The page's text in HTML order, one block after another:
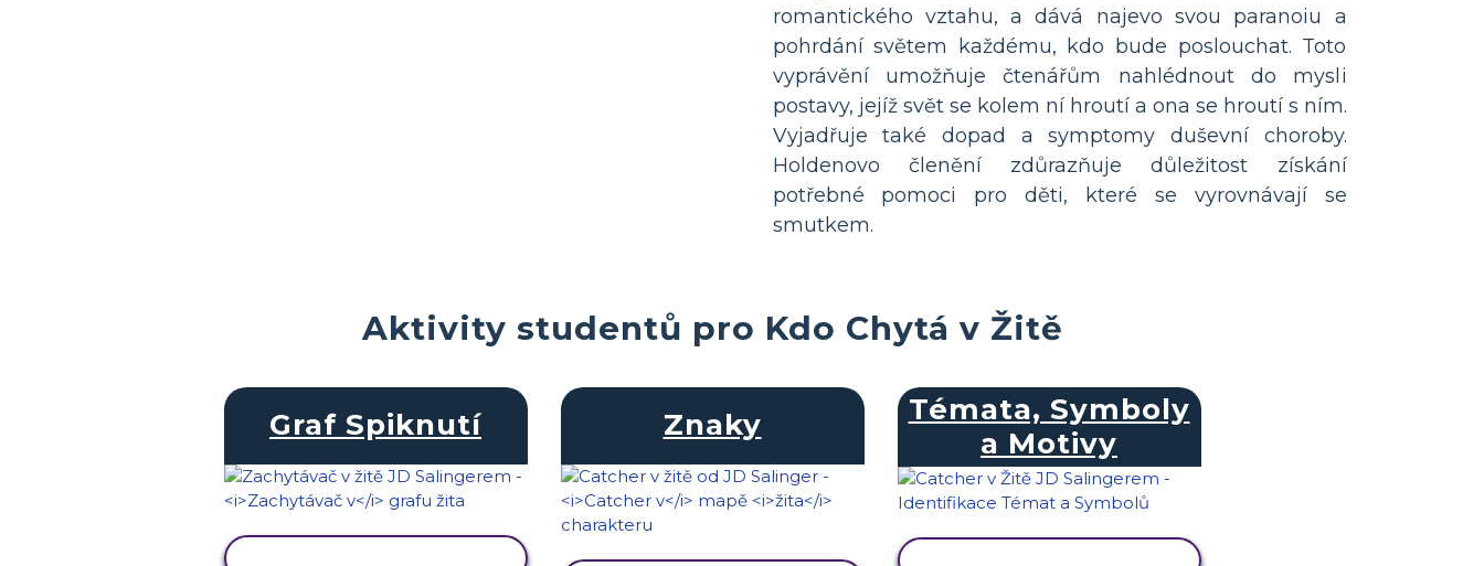
romantického vztahu, a dává najevo svou paranoiu a
pohrdání světem každému, kdo bude poslouchat. Toto
vyprávění umožňuje čtenářům nahlédnout do mysli
postavy, jejíž svět se kolem ní hroutí a ona se hroutí s ním.
Vyjadřuje také dopad a symptomy duševní choroby.
Holdenovo členění zdůrazňuje důležitost získání
potřebné pomoci pro děti, které se vyrovnávají se
smutkem.
Aktivity studentů pro Kdo Chytá v Žitě
Graf Spiknutí Znaky
Témata, Symboly
a Motivy